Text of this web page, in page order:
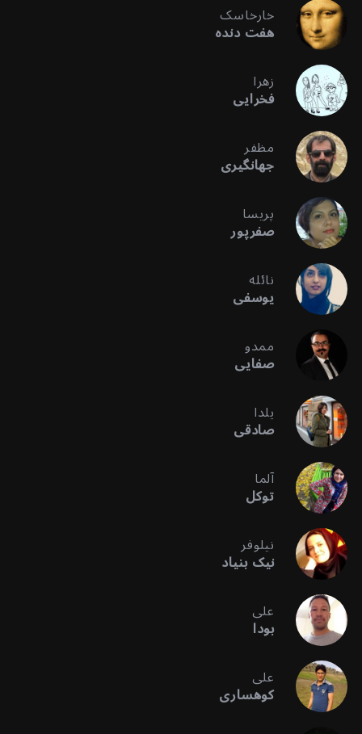
خارخاسک
هفت دنده
زهرا
فخرایی
مظفر
جهانگیری
پریسا
صفرپور
نائله
یوسفی
ممدو
صفایی
یلدا
صادقی
آلما
توکل
نیلوفر
نیک بنیاد
علی
بودا
علی
کوهساری